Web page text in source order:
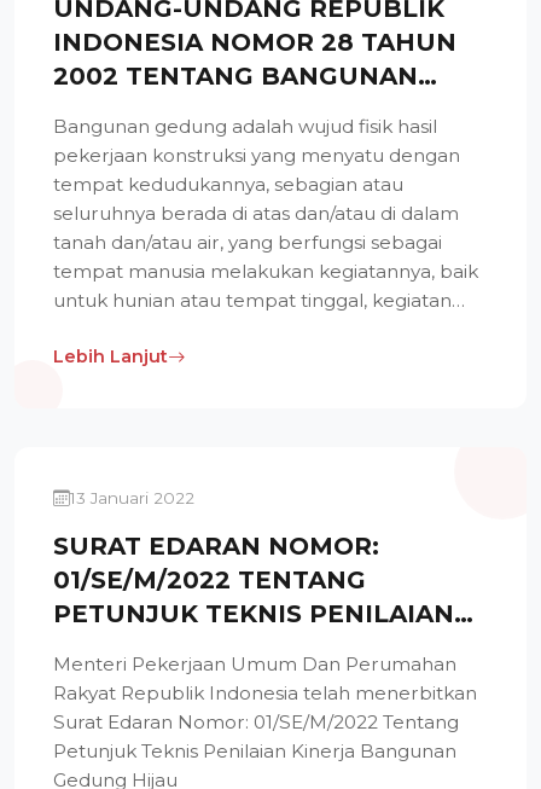
UNDANG-UNDANG REPUBLIK
INDONESIA NOMOR 28 TAHUN
2002 TENTANG BANGUNAN
Bangunan gedung adalah wujud fisik hasil
pekerjaan konstruksi yang menyatu dengan
tempat kedudukannya, sebagian atau
seluruhnya berada di atas dan/atau di dalam
tanah dan/atau air, yang berfungsi sebagai
tempat manusia melakukan kegiatannya, baik
untuk hunian atau tempat tinggal, kegiatan
Lebih Lanjut
13 Januari 2022
SURAT EDARAN NOMOR:
01/SE/M/2022 TENTANG
PETUNJUK TEKNIS PENILAIAN
HIJAU
Menteri Pekerjaan Umum Dan Perumahan
Rakyat Republik Indonesia telah menerbitkan
Surat Edaran Nomor: 01/SE/M/2022 Tentang
Petunjuk Teknis Penilaian Kinerja Bangunan
Gedung Hijau